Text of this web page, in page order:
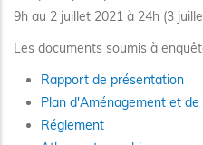
9h au 2 juillet 2021 à 24h (3
Les documents soumis à
Rapport de présentation
Plan d'Aménagement et de
Réglement